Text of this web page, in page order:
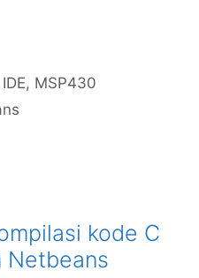
IDE, MSP430
kode C
Netbeans